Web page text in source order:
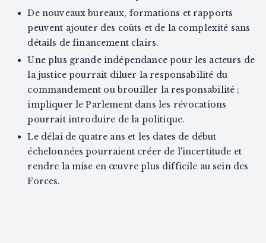
De nouveaux bureaux, formations et rapports
peuvent ajouter des coûts et de la complexité sans
détails de financement clairs.
Une plus grande indépendance pour les acteurs de
la justice pourrait diluer la responsabilité du
commandement ou brouiller la responsabilité ;
impliquer le Parlement dans les révocations
pourrait introduire de la politique.
Le délai de quatre ans et les dates de début
échelonnées pourraient créer de l'incertitude et
rendre la mise en œuvre plus difficile au sein des
Forces.